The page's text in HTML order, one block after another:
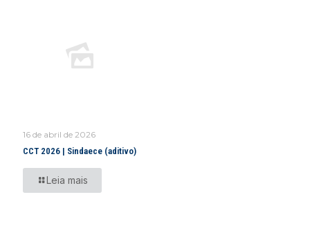
16 de abril de 2026
CCT 2026 | Sindaece (aditivo)
Leia mais